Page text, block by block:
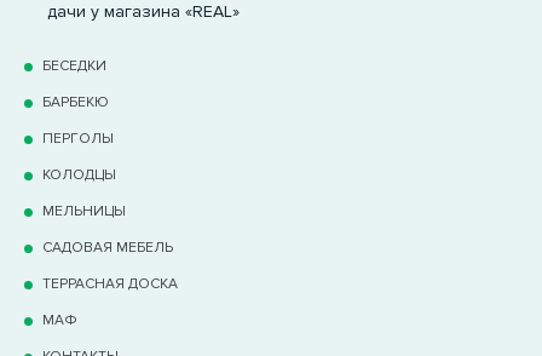
дачи у магазина «REAL»
БЕСЕДКИ
БАРБЕКЮ
ПЕРГОЛЫ
КОЛОДЦЫ
МЕЛЬНИЦЫ
САДОВАЯ МЕБЕЛЬ
ТЕРРАCНАЯ ДОСКА
МАФ